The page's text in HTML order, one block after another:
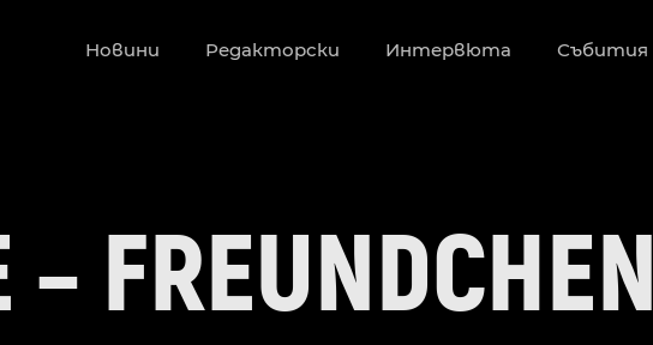
Новини Редакторски Интервюта Събития
FREUNDCHEN